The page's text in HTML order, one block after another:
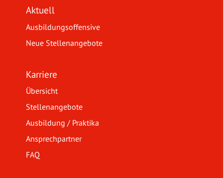
Aktuell
Ausbildungsoffensive
Neue Stellenangebote
Karriere
Übersicht
Stellenangebote
Ausbildung / Praktika
Ansprechpartner
FAQ